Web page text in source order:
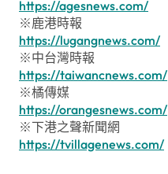
https://agesnews.com/
※鹿港時報
https://lugangnews.com/
※中台灣時報
https://taiwancnews.com/
※橘傳媒
https://orangesnews.com/
※下港之聲新聞網
https://tvillagenews.com/